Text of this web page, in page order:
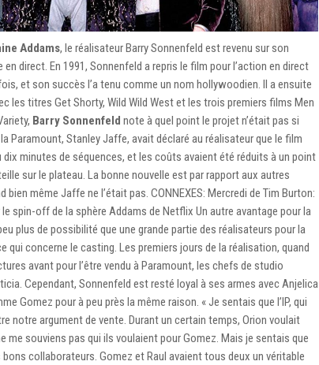
Addams, le réalisateur Barry Sonnenfeld est revenu sur son
direct. En 1991, Sonnenfeld a repris le film pour l’action en direct
et son succès l’a tenu comme un nom hollywoodien. Il a ensuite
les titres Get Shorty, Wild Wild West et les trois premiers films Men
Barry Sonnenfeld note à quel point le projet n’était pas si
Paramount, Stanley Jaffe, avait déclaré au réalisateur que le film
dix minutes de séquences, et les coûts avaient été réduits à un point
sur le plateau. La bonne nouvelle est par rapport aux autres
même Jaffe ne l’était pas. CONNEXES: Mercredi de Tim Burton:
spin-off de la sphère Addams de Netflix Un autre avantage pour la
plus de possibilité que une grande partie des réalisateurs pour la
qui concerne le casting. Les premiers jours de la réalisation, quand
avant pour l’être vendu à Paramount, les chefs de studio
Cependant, Sonnenfeld est resté loyal à ses armes avec Anjelica
Gomez pour à peu près la même raison. « Je sentais que l’IP, qui
notre argument de vente. Durant un certain temps, Orion voulait
me souviens pas qui ils voulaient pour Gomez. Mais je sentais que
collaborateurs. Gomez et Raul avaient tous deux un véritable